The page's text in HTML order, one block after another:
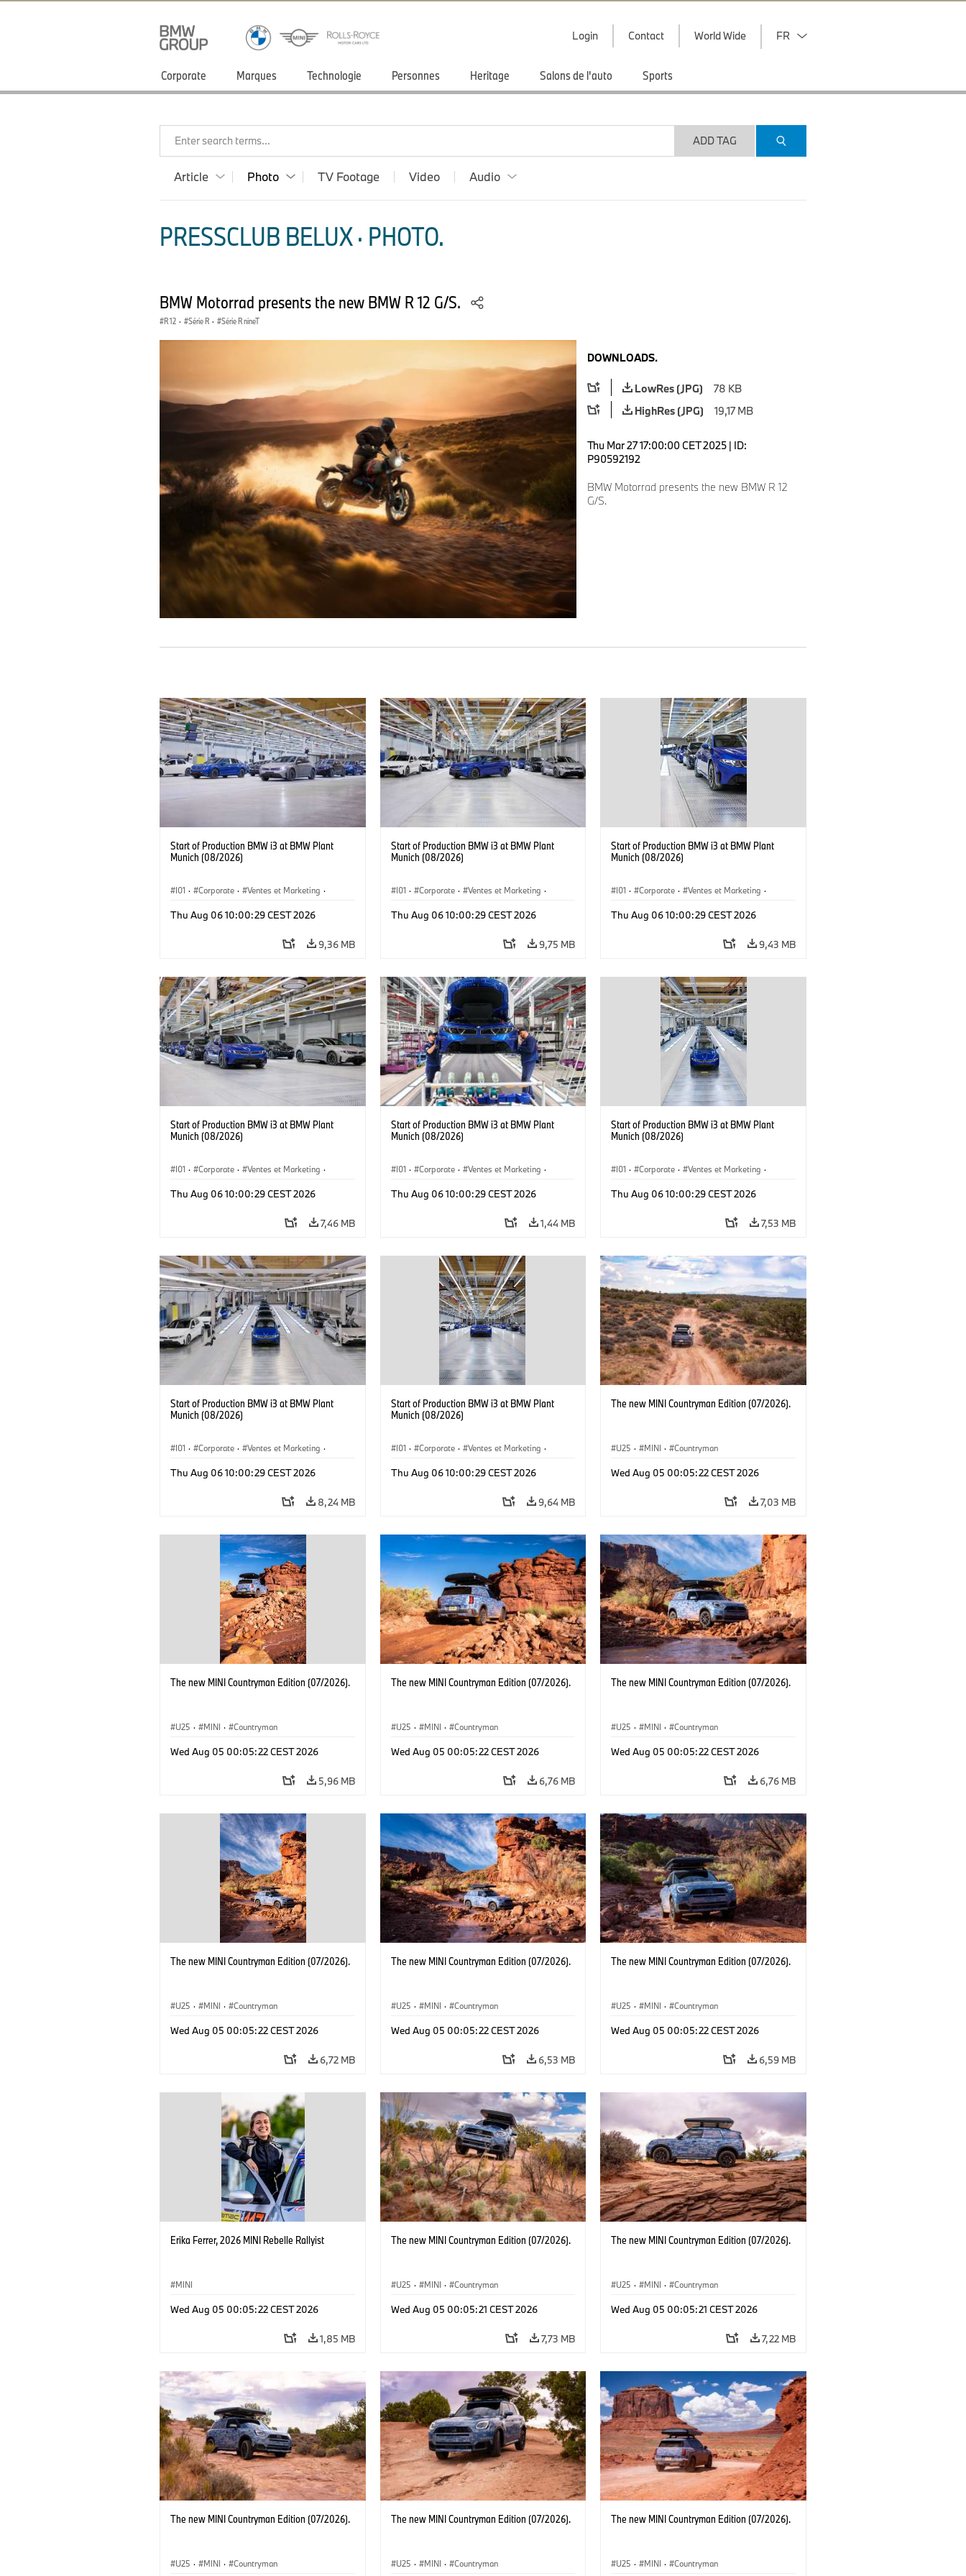
Login Contact World Wide FR
Corporate Marques Technologie Personnes Heritage Salons de l'auto Sports
Enter search terms... ADD TAG
Article Photo TV Footage Video Audio
PRESSCLUB BELUX · PHOTO.
BMW Motorrad presents the new BMW R 12 G/S.
R 12 · Série R · Série R nineT
DOWNLOADS.
LowRes (JPG)
78 KB
HighRes (JPG)
19,17 MB
Thu Mar 27 17:00:00 CET 2025 | ID:
P90592192
BMW Motorrad presents the new BMW R 12
G/S.
Start of Production BMW i3 at BMW Plant
Munich (08/2026)
I01 · Corporate · Ventes et Marketing ·
Thu Aug 06 10:00:29 CEST 2026
9,36 MB
Start of Production BMW i3 at BMW Plant
Munich (08/2026)
I01 · Corporate · Ventes et Marketing ·
Thu Aug 06 10:00:29 CEST 2026
9,75 MB
Start of Production BMW i3 at BMW Plant
Munich (08/2026)
I01 · Corporate · Ventes et Marketing ·
Thu Aug 06 10:00:29 CEST 2026
9,43 MB
Start of Production BMW i3 at BMW Plant
Munich (08/2026)
I01 · Corporate · Ventes et Marketing ·
Thu Aug 06 10:00:29 CEST 2026
7,46 MB
Start of Production BMW i3 at BMW Plant
Munich (08/2026)
I01 · Corporate · Ventes et Marketing ·
Thu Aug 06 10:00:29 CEST 2026
1,44 MB
Start of Production BMW i3 at BMW Plant
Munich (08/2026)
I01 · Corporate · Ventes et Marketing ·
Thu Aug 06 10:00:29 CEST 2026
7,53 MB
Start of Production BMW i3 at BMW Plant
Munich (08/2026)
I01 · Corporate · Ventes et Marketing ·
Thu Aug 06 10:00:29 CEST 2026
8,24 MB
Start of Production BMW i3 at BMW Plant
Munich (08/2026)
I01 · Corporate · Ventes et Marketing ·
Thu Aug 06 10:00:29 CEST 2026
9,64 MB
The new MINI Countryman Edition (07/2026).
U25 · MINI · Countryman
Wed Aug 05 00:05:22 CEST 2026
7,03 MB
The new MINI Countryman Edition (07/2026).
U25 · MINI · Countryman
Wed Aug 05 00:05:22 CEST 2026
5,96 MB
The new MINI Countryman Edition (07/2026).
U25 · MINI · Countryman
Wed Aug 05 00:05:22 CEST 2026
6,76 MB
The new MINI Countryman Edition (07/2026).
U25 · MINI · Countryman
Wed Aug 05 00:05:22 CEST 2026
6,76 MB
The new MINI Countryman Edition (07/2026).
U25 · MINI · Countryman
Wed Aug 05 00:05:22 CEST 2026
6,72 MB
The new MINI Countryman Edition (07/2026).
U25 · MINI · Countryman
Wed Aug 05 00:05:22 CEST 2026
6,53 MB
The new MINI Countryman Edition (07/2026).
U25 · MINI · Countryman
Wed Aug 05 00:05:22 CEST 2026
6,59 MB
Erika Ferrer, 2026 MINI Rebelle Rallyist
MINI
Wed Aug 05 00:05:22 CEST 2026
1,85 MB
The new MINI Countryman Edition (07/2026).
U25 · MINI · Countryman
Wed Aug 05 00:05:21 CEST 2026
7,73 MB
The new MINI Countryman Edition (07/2026).
U25 · MINI · Countryman
Wed Aug 05 00:05:21 CEST 2026
7,22 MB
The new MINI Countryman Edition (07/2026).
U25 · MINI · Countryman
The new MINI Countryman Edition (07/2026).
U25 · MINI · Countryman
The new MINI Countryman Edition (07/2026).
U25 · MINI · Countryman